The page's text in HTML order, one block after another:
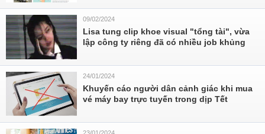
09/02/2024
Lisa tung clip khoe visual "tổng tài", vừa
lập công ty riêng đã có nhiều job khủng
24/01/2024
Khuyến cáo người dân cảnh giác khi mua
vé máy bay trực tuyến trong dịp Tết